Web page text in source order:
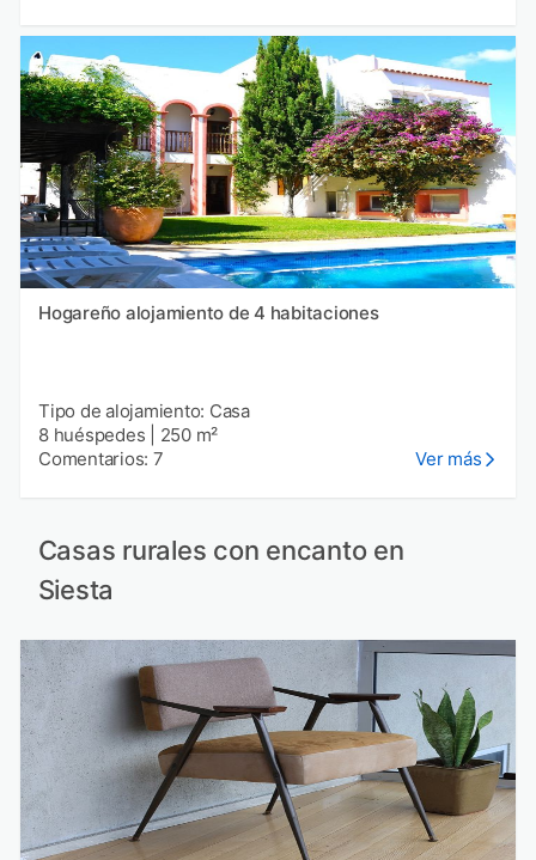
Hogareño alojamiento de 4 habitaciones
Tipo de alojamiento: Casa
8 huéspedes
250 m²
Comentarios: 7
Ver más
Casas rurales con encanto en
Siesta